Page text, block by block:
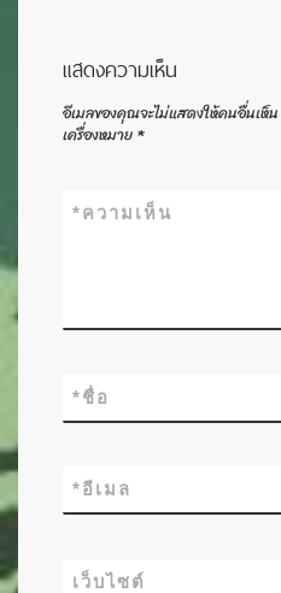
แสดงความเห็น
อีเมลของคุณจะไม่แสดงให้คนอื่นเห็น
เครื่องหมาย*
ความเห็น
*
ชื่อ
*
อีเมล
*
เว็บไซต์